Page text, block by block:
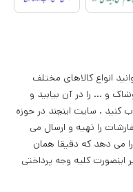
انواع کالاهای مختلف
و ... را در آن بیابید و
کنید . سایت اینچند در حوزه
را تهیه و ارسال می
را می دهد که دقیقا همان
اینصورت کلیه وجه پرداختی